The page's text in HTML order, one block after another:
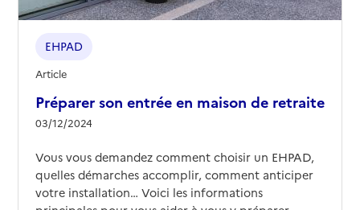
Préparer son entrée en maison de retraite
03/12/2024
EHPAD
Article
Vous vous demandez comment choisir un EHPAD,
quelles démarches accomplir, comment anticiper
votre installation… Voici les informations